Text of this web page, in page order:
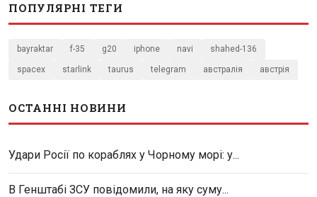
ПОПУЛЯРНІ ТЕГИ
bayraktar f-35 g20 iphone navi shahed-136
spacex starlink taurus telegram австралія австрія
ОСТАННІ НОВИНИ
Удари Росії по кораблях у Чорному морі: у...
В Генштабі ЗСУ повідомили, на яку суму...